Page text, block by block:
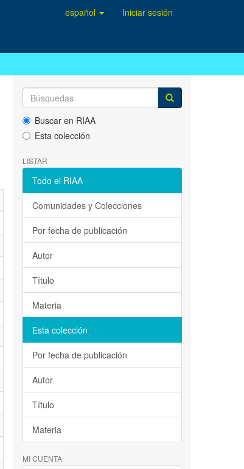
español Iniciar sesión
Buscar en RIAA
Esta colección
LISTAR
Todo el RIAA
Comunidades y Colecciones
Por fecha de publicación
Autor
Título
Materia
Esta colección
Por fecha de publicación
Autor
Título
Materia
MI CUENTA